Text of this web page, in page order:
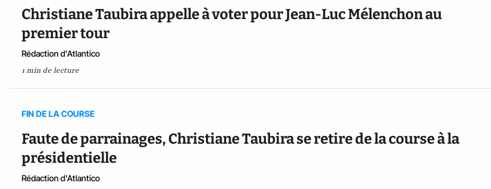
Christiane Taubira appelle à voter pour Jean-Luc Mélenchon au
premier tour
Rédaction d'Atlantico
1 min de lecture
FIN DE LA COURSE
Faute de parrainages, Christiane Taubira se retire de la course à la
présidentielle
Rédaction d'Atlantico